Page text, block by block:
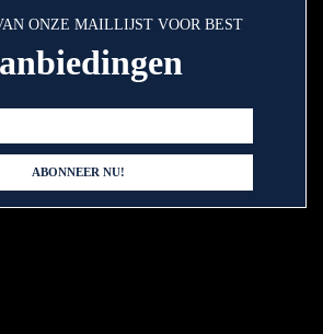
ONZE MAILLIJST VOOR BEST